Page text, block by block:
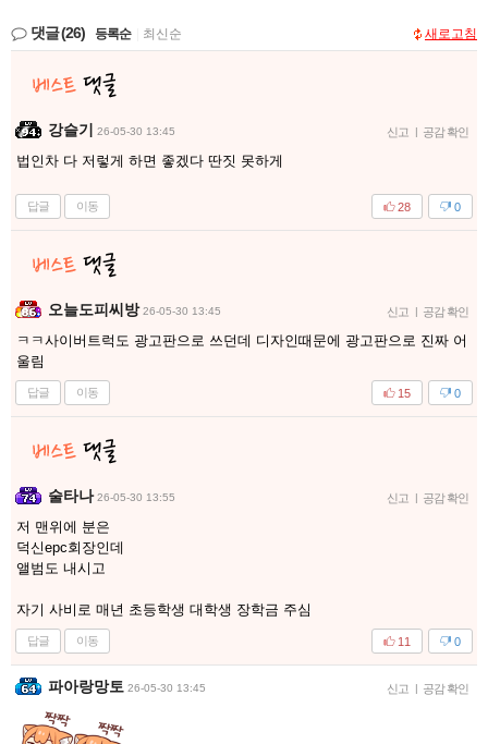
댓글(26) 등록순 최신순 새로고침
강슬기 26-05-30 13:45 신고 | 공감 확인
법인차 다 저렇게 하면 좋겠다 딴짓 못하게
답글 이동 0
28
오늘도피씨방 26-05-30 13:45 신고 | 공감 확인
ㅋㅋ사이버트럭도 광고판으로 쓰던데 디자인때문에 광고판으로 진짜 어
울림
답글 이동 0
15
술타나 26-05-30 13:55 신고 | 공감 확인
저 맨위에 분은
덕신epc회장인데
앨범도 내시고
자기 사비로 매년 초등학생 대학생 장학금 주심
답글 이동 0
11
파아랑망토 26-05-30 13:45 신고 | 공감 확인